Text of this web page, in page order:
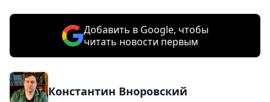
Добавить в Google, чтобы
читать новости первым
Константин Вноровский